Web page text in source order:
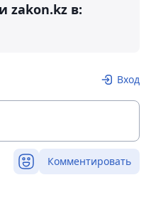
zakon.kz в:
Вход
Комментировать